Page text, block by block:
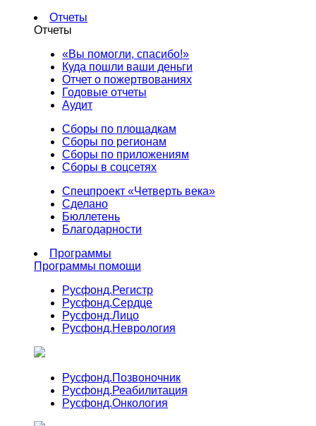
Отчеты
Отчеты
«Вы помогли, спасибо!»
Куда пошли ваши деньги
Отчет о пожертвованиях
Годовые отчеты
Аудит
Сборы по площадкам
Сборы по регионам
Сборы по приложениям
Сборы в соцсетях
Спецпроект «Четверть века»
Сделано
Бюллетень
Благодарности
Программы
Программы помощи
Русфонд.Регистр
Русфонд.Сердце
Русфонд.Лицо
Русфонд.Неврология
Русфонд.Позвоночник
Русфонд.Реабилитация
Русфонд.Онкология